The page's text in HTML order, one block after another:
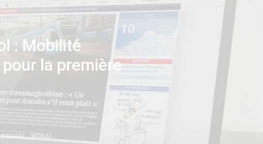
: Mobilité
la première
ISSCA BUSINESS SCHOOL : MOBILITÉ INTERNATIONALE RÉUSSIE POUR LA PREMIÈRE PROMOTION